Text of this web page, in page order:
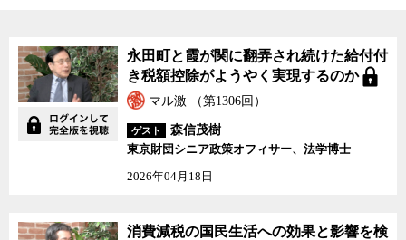
そして、何よりもこれは、一旦「総理のご意向」なるものが示さ
れれば、各省庁が長い歴史の中で蓄積してきた知識や公共的な判断
基準が簡単に歪められてしまうほどまでに、首相官邸の権限が肥大
化していることの反映に他ならない。
今年1月に天下り問題の責任を取る形で文科次官を辞任している前
と決心した直接のきっかけだったと語る。省内の関係者は誰もが件
永田町と霞が関に翻弄され続けた給付付
き税額控除がようやく実現するのか
マル激 （第1306回）
ゲスト
森信茂樹
東京財団シニア政策オフィサー、法学博士
2026年04月18日
消費減税の国民生活への効果と影響を検